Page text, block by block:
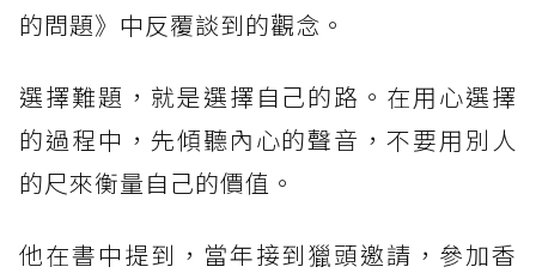
的問題》中反覆談到的觀念。
選擇難題，就是選擇自己的路。在用心選擇
的過程中，先傾聽內心的聲音，不要用別人
的尺來衡量自己的價值。
他在書中提到，當年接到獵頭邀請，參加香